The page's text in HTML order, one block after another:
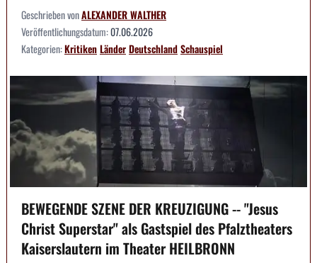
Geschrieben vonALEXANDER WALTHER
Veröffentlichungsdatum:07.06.2026
Kategorien:KritikenLänderDeutschlandSchauspiel
BEWEGENDE SZENE DER KREUZIGUNG -- "Jesus
Christ Superstar" als Gastspiel des Pfalztheaters
Kaiserslautern im Theater HEILBRONN